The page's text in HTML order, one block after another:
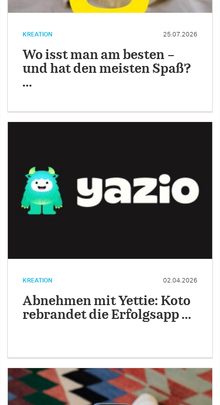
KREATION 25.07.2026
Wo isst man am besten –
und hat den meisten Spaß?
…
KREATION 02.04.2026
Abnehmen mit Yettie: Koto
rebrandet die Erfolgsapp …